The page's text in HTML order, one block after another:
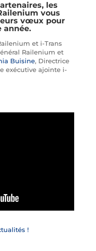
les
vous
vœux pour
année.
et i-Trans
Railenium et
Buisine, Directrice
exécutive ajointe i-
!